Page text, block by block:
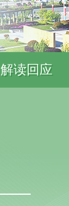
解读回应